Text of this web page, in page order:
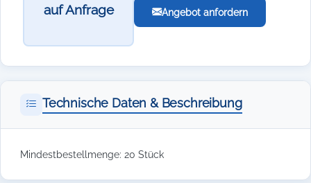
auf Anfrage Angebot anfordern
Technische Daten & Beschreibung
Mindestbestellmenge: 20 Stück